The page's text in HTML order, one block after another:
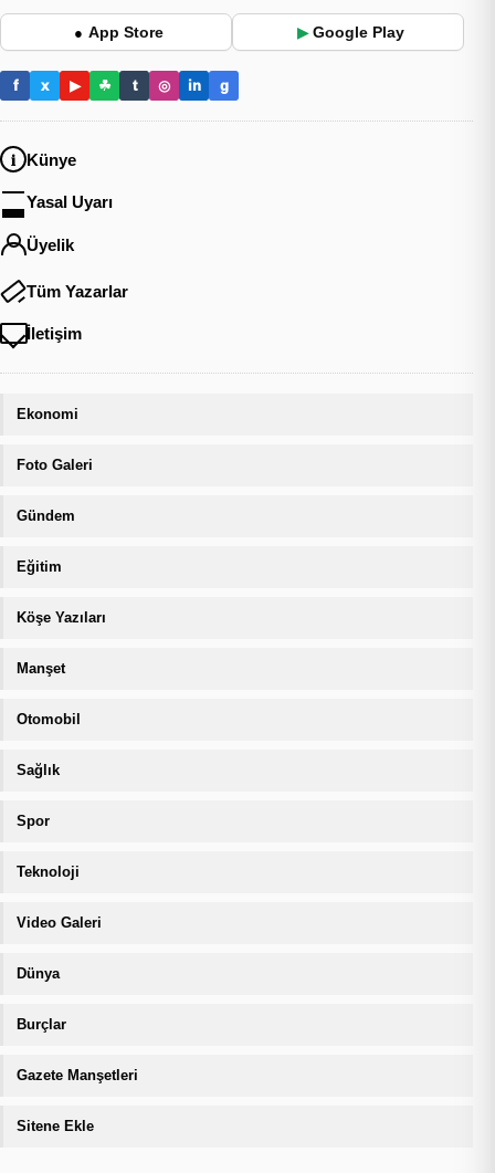
● App Store ▶ Google Play
f x ▶ ☘ t ◎ in g
Künye
Yasal Uyarı
Üyelik
Tüm Yazarlar
İletişim
Ekonomi
Foto Galeri
Gündem
Eğitim
Köşe Yazıları
Manşet
Otomobil
Sağlık
Spor
Teknoloji
Video Galeri
Dünya
Burçlar
Gazete Manşetleri
Sitene Ekle